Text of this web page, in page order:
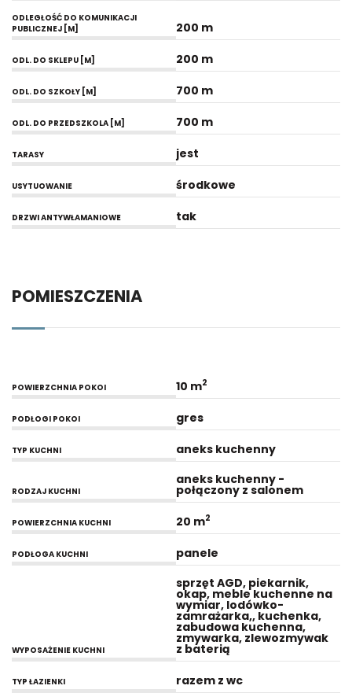
ODLEGŁOŚĆ DO KOMUNIKACJI
PUBLICZNEJ [M]
200 m
ODL. DO SKLEPU [M] 200 m
ODL. DO SZKOŁY [M] 700 m
ODL. DO PRZEDSZKOLA [M] 700 m
TARASY jest
USYTUOWANIE środkowe
DRZWI ANTYWŁAMANIOWE tak
POMIESZCZENIA
POWIERZCHNIA POKOI 10 m2
PODŁOGI POKOI gres
TYP KUCHNI aneks kuchenny
RODZAJ KUCHNI
aneks kuchenny -
połączony z salonem
POWIERZCHNIA KUCHNI 20 m2
PODŁOGA KUCHNI panele
WYPOSAŻENIE KUCHNI
sprzęt AGD, piekarnik,
okap, meble kuchenne na
wymiar, lodówko-
zamrażarka,, kuchenka,
zabudowa kuchenna,
zmywarka, zlewozmywak
z baterią
TYP ŁAZIENKI razem z wc